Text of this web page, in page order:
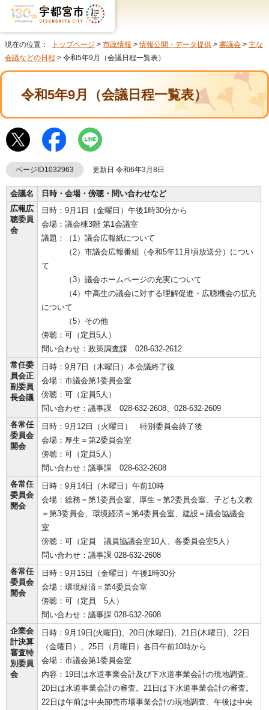
現在の位置： トップページ > 市政情報 >情報公開・データ提供 > 審議会 > 主な
会議などの日程 > 令和5年9月（会議日程一覧表）
令和5年9月（会議日程一覧表）
ページID1032963 更新日 令和6年3月8日
会議名
日時・会場・傍聴・問い合わせなど
広報広
聴委員
会
日時：9月1日（金曜日）午後1時30分から
会場：議会棟3階 第1会議室
議題：（1）議会広報紙について
（2）市議会広報番組（令和5年11月頃放送分）につい
て
（3）議会ホームページの充実について
（4）中高生の議会に対する理解促進・広聴機会の拡充
について
（5）その他
傍聴：可（定員5人）
問い合わせ：政策調査課 028-632-2612
常任委
員会正
副委員
長会議
日時：9月7日（木曜日）本会議終了後
会場：市議会第1委員会室
傍聴：可（定員5人）
問い合わせ：議事課 028-632-2608、028-632‐2609
各常任
委員会
開会
日時：9月12日（火曜日） 特別委員会終了後
会場：厚生＝第2委員会室
傍聴：可（定員5人）
問い合わせ：議事課 028-632-2608
各常任
委員会
開会
日時：9月14日（木曜日）午前10時
会場：総務＝第1委員会室、厚生＝第2委員会室、子ども文教
＝第3委員会、環境経済＝第4委員会室、建設＝議会協議会
室
傍聴：可（定員 議員協議会室10人、各委員会室5人）
問い合わせ：議事課 028-632-2608
各常任
委員会
開会
日時：9月15日（金曜日）午後1時30分
会場：環境経済＝第4委員会室
傍聴：可（定員 5人）
問い合わせ：議事課 028-632-2608
企業会
計決算
審査特
別委員
会
日時：9月19日(火曜日)、20日(水曜日)、21日(木曜日)、22日
（金曜日）、25日（月曜日）各日午前10時から
会場：市議会第1委員会室
内容：19日は水道事業会計及び下水道事業会計の現地調査。
20日は水道事業会計の審査。21日は下水道事業会計の審査。
22日は午前は中央卸売市場事業会計の現地調査、午後は中央